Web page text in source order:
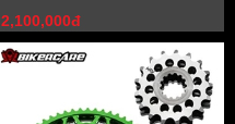
2,100,000đ